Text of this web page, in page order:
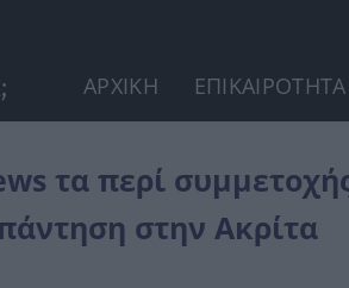
ΑΡΧΙΚΗ ΕΠΙΚΑΙΡΟΤΗΤΑ
τα περί
στην Ακρίτα